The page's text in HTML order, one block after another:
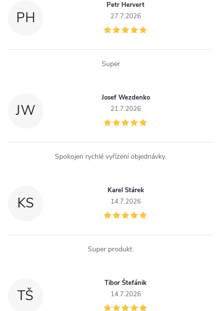
r
u
PH
Petr Hervert
27.7.2026
Super
JW
Josef Wezdenko
21.7.2026
Spokojen rychlé vyřízení objednávky.
KS
Karel Stárek
14.7.2026
Super produkt.
TŠ
Tibor Štefánik
14.7.2026